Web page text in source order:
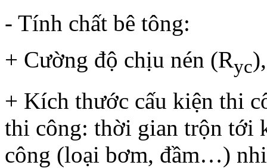
- Tính chất bê tông:
+ Cường độ chịu nén (Ryc
+ Kích thước cấu kiện thi
thi công: thời gian trộn tới
công (loại bơm, đầm…)